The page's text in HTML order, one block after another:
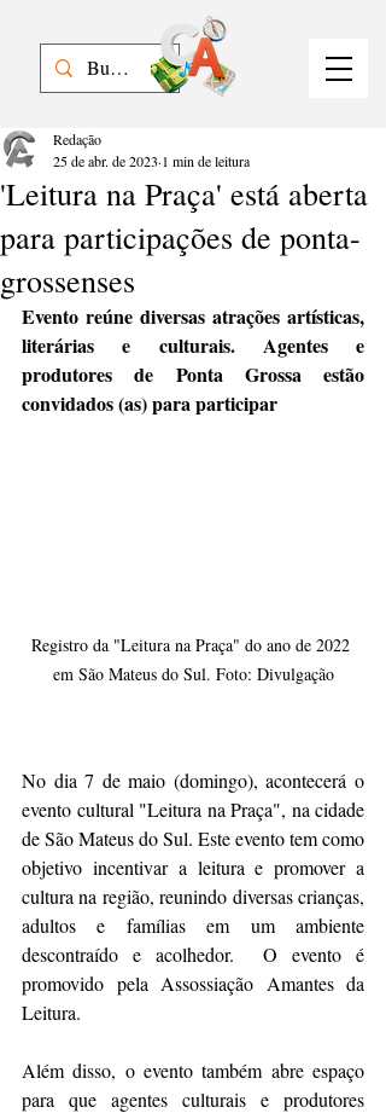
'Leitura na Praça' está aberta
para participações de ponta-
grossenses
Redação
25 de abr. de 2023 1 min de leitura
Evento reúne diversas atrações artísticas,
literárias e culturais. Agentes e
produtores de Ponta Grossa estão
convidados (as) para participar
Registro da "Leitura na Praça" do ano de 2022
em São Mateus do Sul. Foto: Divulgação
No dia 7 de maio (domingo), acontecerá o
evento cultural "Leitura na Praça", na cidade
de São Mateus do Sul. Este evento tem como
objetivo incentivar a leitura e promover a
cultura na região, reunindo diversas crianças,
adultos e famílias em um ambiente
descontraído e acolhedor.  O evento é
promovido pela Assossiação Amantes da
Leitura.
Além disso, o evento também abre espaço
para que agentes culturais e produtores